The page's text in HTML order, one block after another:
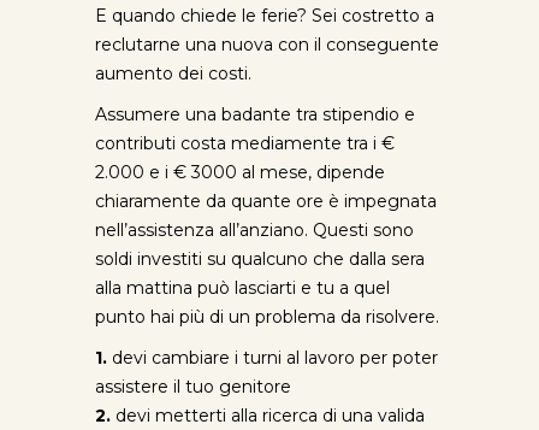
E quando chiede le ferie? Sei costretto a
reclutarne una nuova con il conseguente
aumento dei costi.
Assumere una badante tra stipendio e
contributi costa mediamente tra i €
2.000 e i € 3000 al mese, dipende
chiaramente da quante ore è impegnata
nell’assistenza all’anziano. Questi sono
soldi investiti su qualcuno che dalla sera
alla mattina può lasciarti e tu a quel
punto hai più di un problema da risolvere.
1. devi cambiare i turni al lavoro per poter
assistere il tuo genitore
2. devi metterti alla ricerca di una valida